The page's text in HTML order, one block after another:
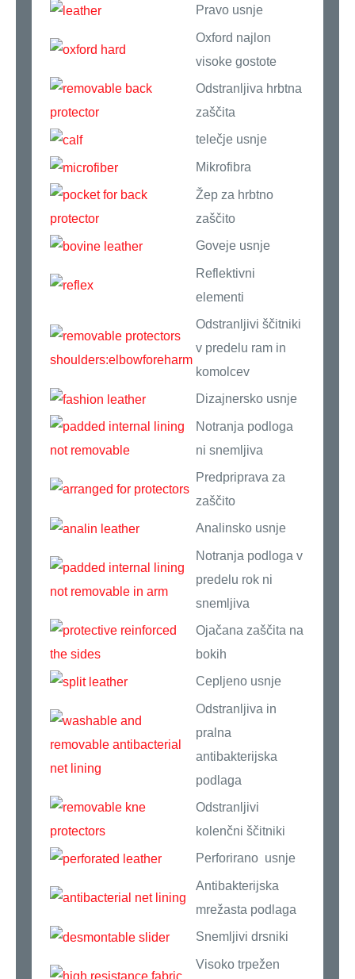
Pravo usnje
Oxford najlon
visoke gostote
Odstranljiva hrbtna
zaščita
telečje usnje
Mikrofibra
Žep za hrbtno
zaščito
Goveje usnje
Reflektivni
elementi
Odstranljivi ščitniki
v predelu ram in
komolcev
Dizajnersko usnje
Notranja podloga
ni snemljiva
Predpriprava za
zaščito
Analinsko usnje
Notranja podloga v
predelu rok ni
snemljiva
Ojačana zaščita na
bokih
Cepljeno usnje
Odstranljiva in
pralna
antibakterijska
podlaga
Odstranljivi
kolenčni ščitniki
Perforirano usnje
Antibakterijska
mrežasta podlaga
Snemljivi drsniki
Visoko trpežen